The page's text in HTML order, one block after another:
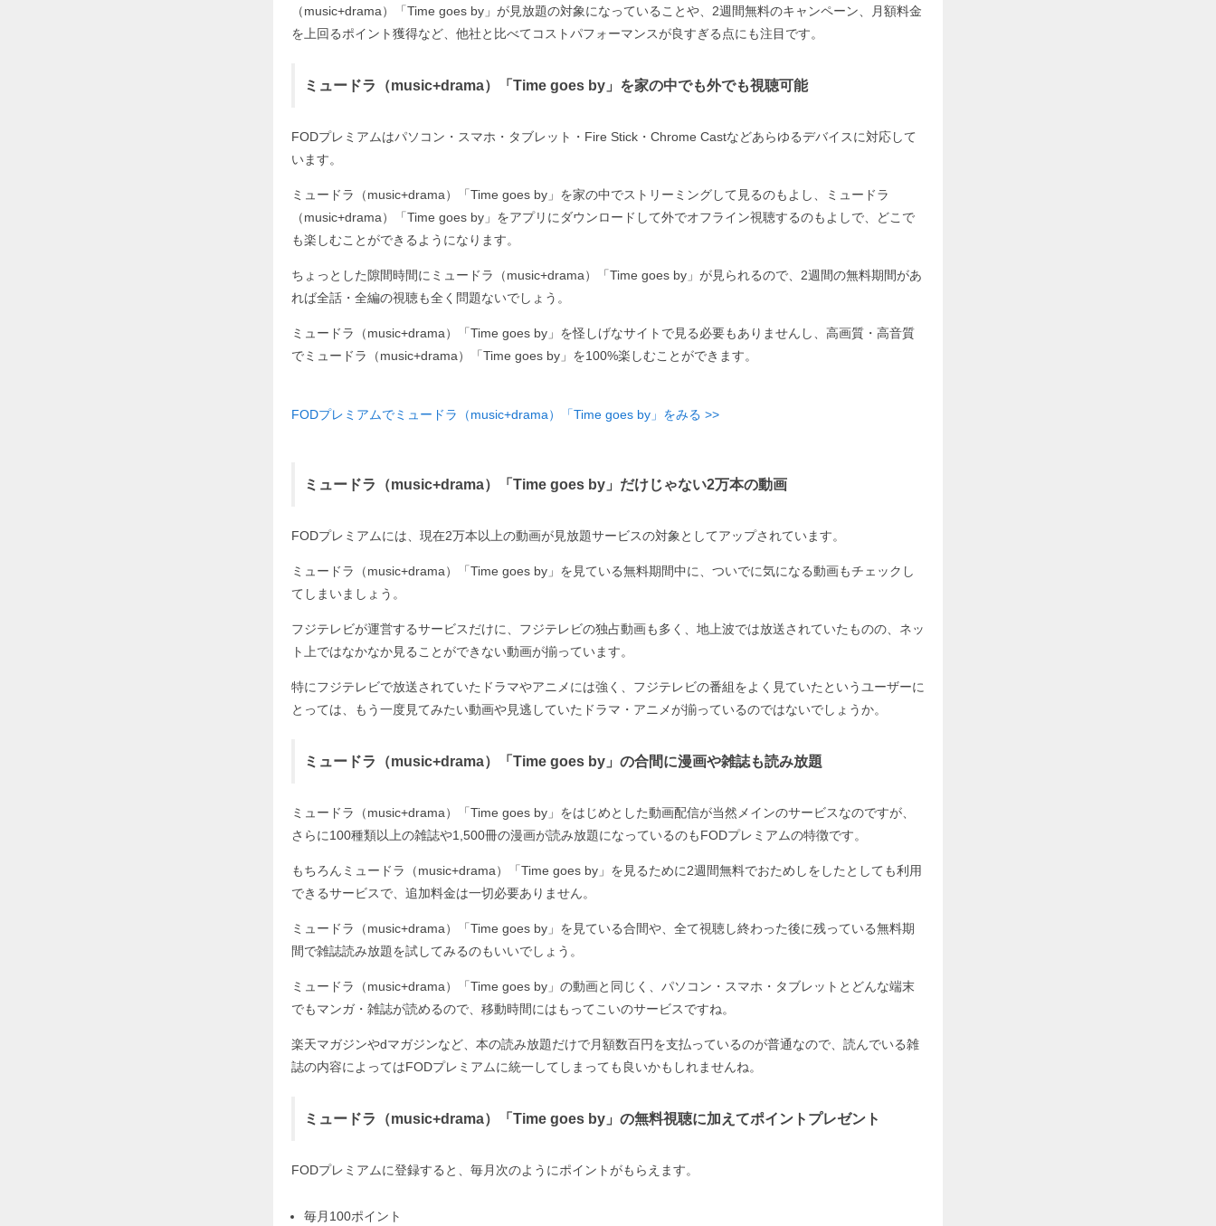
（music+drama）「Time goes by」が見放題の対象になっていることや、2週間無料のキャンペーン、月額料金
を上回るポイント獲得など、他社と比べてコストパフォーマンスが良すぎる点にも注目です。
ミュードラ（music+drama）「Time goes by」を家の中でも外でも視聴可能
FODプレミアムはパソコン・スマホ・タブレット・Fire Stick・Chrome Castなどあらゆるデバイスに対応して
います。
ミュードラ（music+drama）「Time goes by」を家の中でストリーミングして見るのもよし、ミュードラ
（music+drama）「Time goes by」をアプリにダウンロードして外でオフライン視聴するのもよしで、どこで
も楽しむことができるようになります。
ちょっとした隙間時間にミュードラ（music+drama）「Time goes by」が見られるので、2週間の無料期間があ
れば全話・全編の視聴も全く問題ないでしょう。
ミュードラ（music+drama）「Time goes by」を怪しげなサイトで見る必要もありませんし、高画質・高音質
でミュードラ（music+drama）「Time goes by」を100%楽しむことができます。
FODプレミアムでミュードラ（music+drama）「Time goes by」をみる >>
ミュードラ（music+drama）「Time goes by」だけじゃない2万本の動画
FODプレミアムには、現在2万本以上の動画が見放題サービスの対象としてアップされています。
ミュードラ（music+drama）「Time goes by」を見ている無料期間中に、ついでに気になる動画もチェックし
てしまいましょう。
フジテレビが運営するサービスだけに、フジテレビの独占動画も多く、地上波では放送されていたものの、ネッ
ト上ではなかなか見ることができない動画が揃っています。
特にフジテレビで放送されていたドラマやアニメには強く、フジテレビの番組をよく見ていたというユーザーに
とっては、もう一度見てみたい動画や見逃していたドラマ・アニメが揃っているのではないでしょうか。
ミュードラ（music+drama）「Time goes by」の合間に漫画や雑誌も読み放題
ミュードラ（music+drama）「Time goes by」をはじめとした動画配信が当然メインのサービスなのですが、
さらに100種類以上の雑誌や1,500冊の漫画が読み放題になっているのもFODプレミアムの特徴です。
もちろんミュードラ（music+drama）「Time goes by」を見るために2週間無料でおためしをしたとしても利用
できるサービスで、追加料金は一切必要ありません。
ミュードラ（music+drama）「Time goes by」を見ている合間や、全て視聴し終わった後に残っている無料期
間で雑誌読み放題を試してみるのもいいでしょう。
ミュードラ（music+drama）「Time goes by」の動画と同じく、パソコン・スマホ・タブレットとどんな端末
でもマンガ・雑誌が読めるので、移動時間にはもってこいのサービスですね。
楽天マガジンやdマガジンなど、本の読み放題だけで月額数百円を支払っているのが普通なので、読んでいる雑
誌の内容によってはFODプレミアムに統一してしまっても良いかもしれませんね。
ミュードラ（music+drama）「Time goes by」の無料視聴に加えてポイントプレゼント
FODプレミアムに登録すると、毎月次のようにポイントがもらえます。
毎月100ポイント